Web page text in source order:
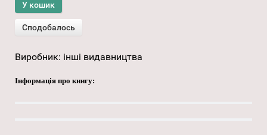
Виробник: інші видавництва
Інформація про книгу: